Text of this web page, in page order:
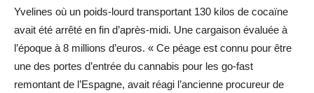
Yvelines où un poids-lourd transportant 130 kilos de cocaïne
avait été arrêté en fin d’après-midi. Une cargaison évaluée à
l’époque à 8 millions d’euros. « Ce péage est connu pour être
une des portes d’entrée du cannabis pour les go-fast
remontant de l’Espagne, avait réagi l’ancienne procureur de